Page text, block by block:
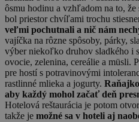
ôsmu hodinu a vzhľadom na to,
bol priestor chvíľami trochu
veľmi pochutnali a nič nám
vajíčka na rôzne spôsoby, párky,
výber niekoľko druhov sladkého i
ovocie, zelenina, cereálie a müsli.
pre hostí s potravinovými
rastlinné mlieka a jogurty.
aby každý mohol začať deň
Hotelová reštaurácia je potom
takže je možné sa v hoteli aj